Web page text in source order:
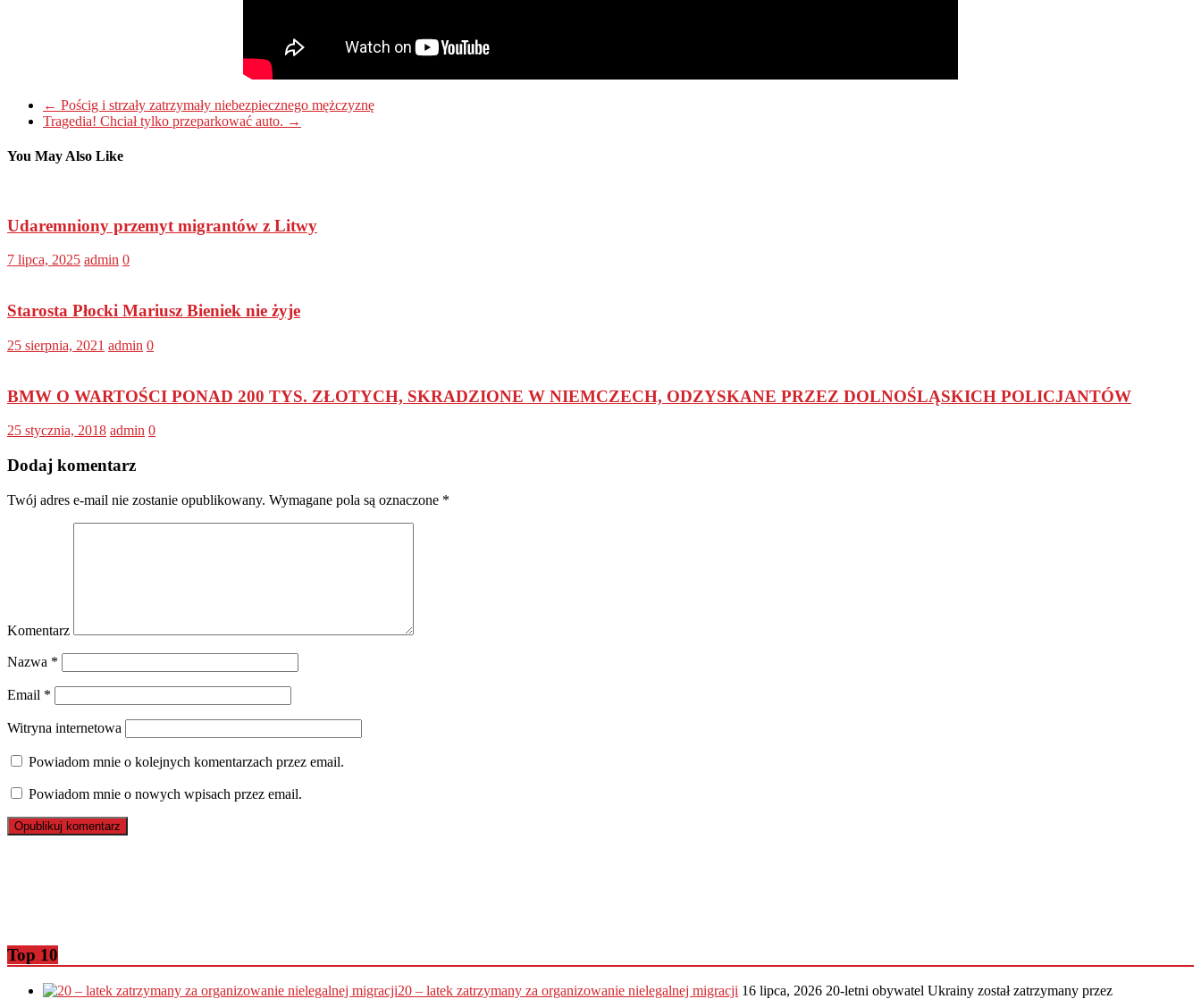
← Pościg i strzały zatrzymały niebezpiecznego mężczyznę
Tragedia! Chciał tylko przeparkować auto. →
You May Also Like
Udaremniony przemyt migrantów z Litwy
7 lipca, 2025 admin 0
Starosta Płocki Mariusz Bieniek nie żyje
25 sierpnia, 2021 admin 0
BMW O WARTOŚCI PONAD 200 TYS. ZŁOTYCH, SKRADZIONE W NIEMCZECH, ODZYSKANE PRZEZ DOLNOŚLĄSKICH POLICJANTÓW
25 stycznia, 2018 admin 0
Dodaj komentarz
Twój adres e-mail nie zostanie opublikowany. Wymagane pola są oznaczone *
Komentarz
Nazwa *
Email *
Witryna internetowa
Powiadom mnie o kolejnych komentarzach przez email.
Powiadom mnie o nowych wpisach przez email.
Top 10
20 – latek zatrzymany za organizowanie nielegalnej migracji 16 lipca, 2026 20-letni obywatel Ukrainy został zatrzymany przez